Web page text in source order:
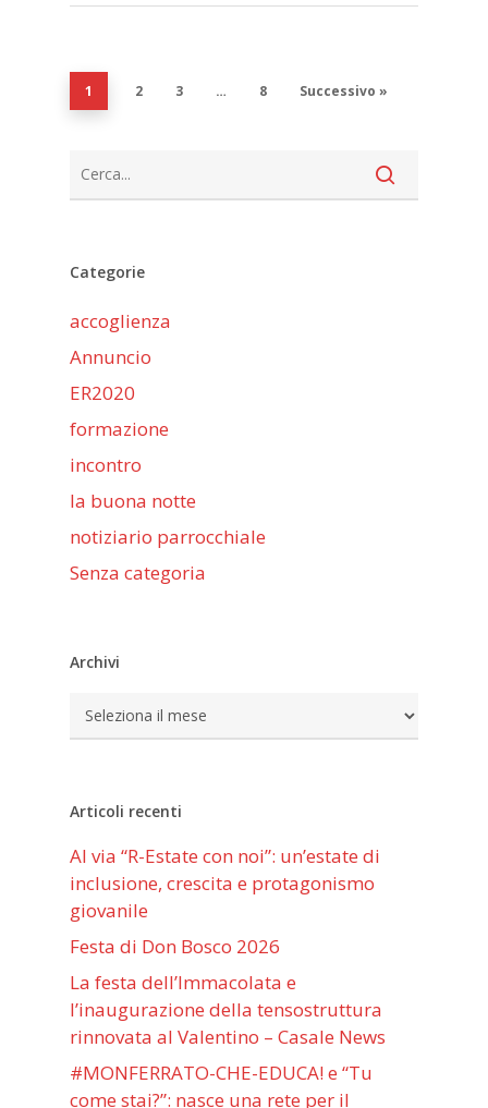
1 2 3 … 8 Successivo »
Categorie
accoglienza
Annuncio
ER2020
formazione
incontro
la buona notte
notiziario parrocchiale
Senza categoria
Archivi
Archivi
Articoli recenti
Al via “R-Estate con noi”: un’estate di
inclusione, crescita e protagonismo
giovanile
Festa di Don Bosco 2026
La festa dell’Immacolata e
l’inaugurazione della tensostruttura
rinnovata al Valentino – Casale News
#MONFERRATO-CHE-EDUCA! e “Tu
come stai?”: nasce una rete per il